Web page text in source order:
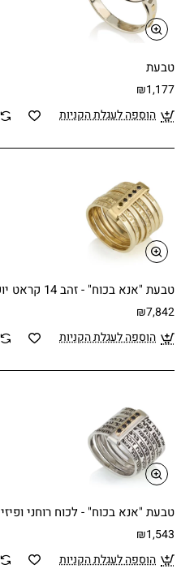
טבעת
₪1,177
הוספה לעגלת הקניות
טבעת "אנא בכוח" - זהב 14 קראט יוקרתית
₪7,842
הוספה לעגלת הקניות
טבעת "אנא בכוח" - לכוח רוחני ופיזי
₪1,543
הוספה לעגלת הקניות